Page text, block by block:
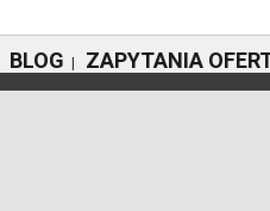
BLOG | ZAPYTANIA